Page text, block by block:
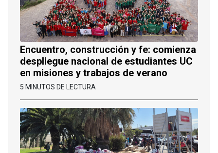
Encuentro, construcción y fe: comienza
despliegue nacional de estudiantes UC
en misiones y trabajos de verano
5 MINUTOS DE LECTURA